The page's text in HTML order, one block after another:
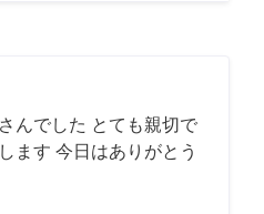
んでした とても親切で
ます 今日はありがとう